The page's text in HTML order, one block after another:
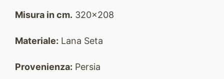
Misura in cm. 320x208
Materiale: Lana Seta
Provenienza: Persia